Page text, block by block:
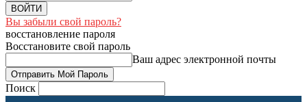
Вы забыли свой пароль?
восстановление пароля
Восстановите свой пароль
Ваш адрес электронной почты
Поиск